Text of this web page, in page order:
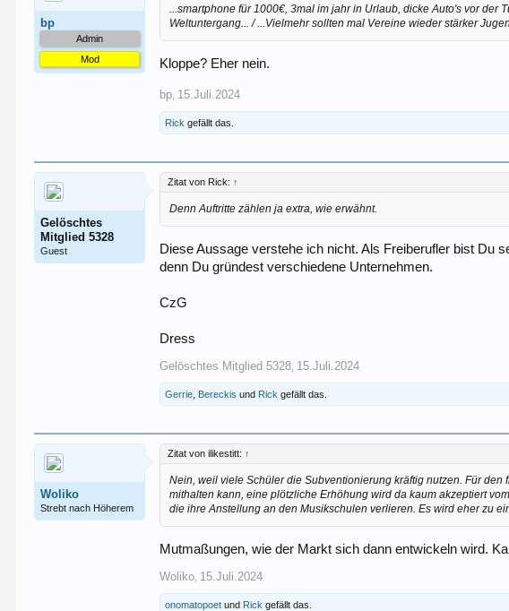
bp
Admin
Mod
...smartphone für 1000€, 3mal im jahr in Urlaub, dicke Auto's vor der
Weltuntergang... / ...Vielmehr sollten mal Vereine wieder stärker
Kloppe? Eher nein.
bp 15.Juli.2024
Rick gefällt das.
Gelöschtes
Mitglied 5328
Guest
Zitat von Rick: ↑
Denn Auftritte zählen ja extra, wie erwähnt.
Diese Aussage verstehe ich nicht. Als Freiberufler bist Du
denn Du gründest verschiedene Unternehmen.
CzG
Dress
Gelöschtes Mitglied 5328 15.Juli.2024
Gerrie Bereckis und Rick gefällt das.
Woliko
Strebt nach Höherem
Zitat von ilikestitt: ↑
Nein, weil viele Schüler die Subventionierung kräftig nutzen. Für
mithalten kann, eine plötzliche Erhöhung wird da kaum akzeptiert
die ihre Anstellung an den Musikschulen verlieren. Es wird eher zu
Mutmaßungen, wie der Markt sich dann entwickeln wird.
Woliko 15.Juli.2024
onomatopoet und Rick gefällt das.